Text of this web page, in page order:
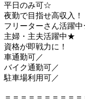
平日のみ可☆
夜勤で目指せ高収入！
フリーターさん活躍
主婦・主夫活躍中★
資格が即戦力に！
車通勤可／
バイク通勤可／
駐車場利用可／
＝＝＝＝＝＝＝＝＝＝